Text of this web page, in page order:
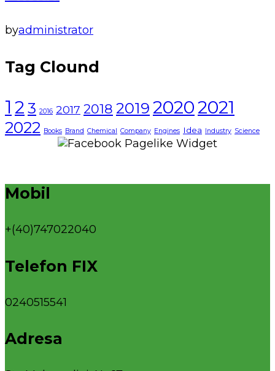
byadministrator
Tag Clound
1 2 3 2016 2017 2018 2019 20202021
2022 Books Brand Chemical Company Engines Idea Industry Science
Mobil
+(40)747022040
Telefon FIX
0240515541
Adresa